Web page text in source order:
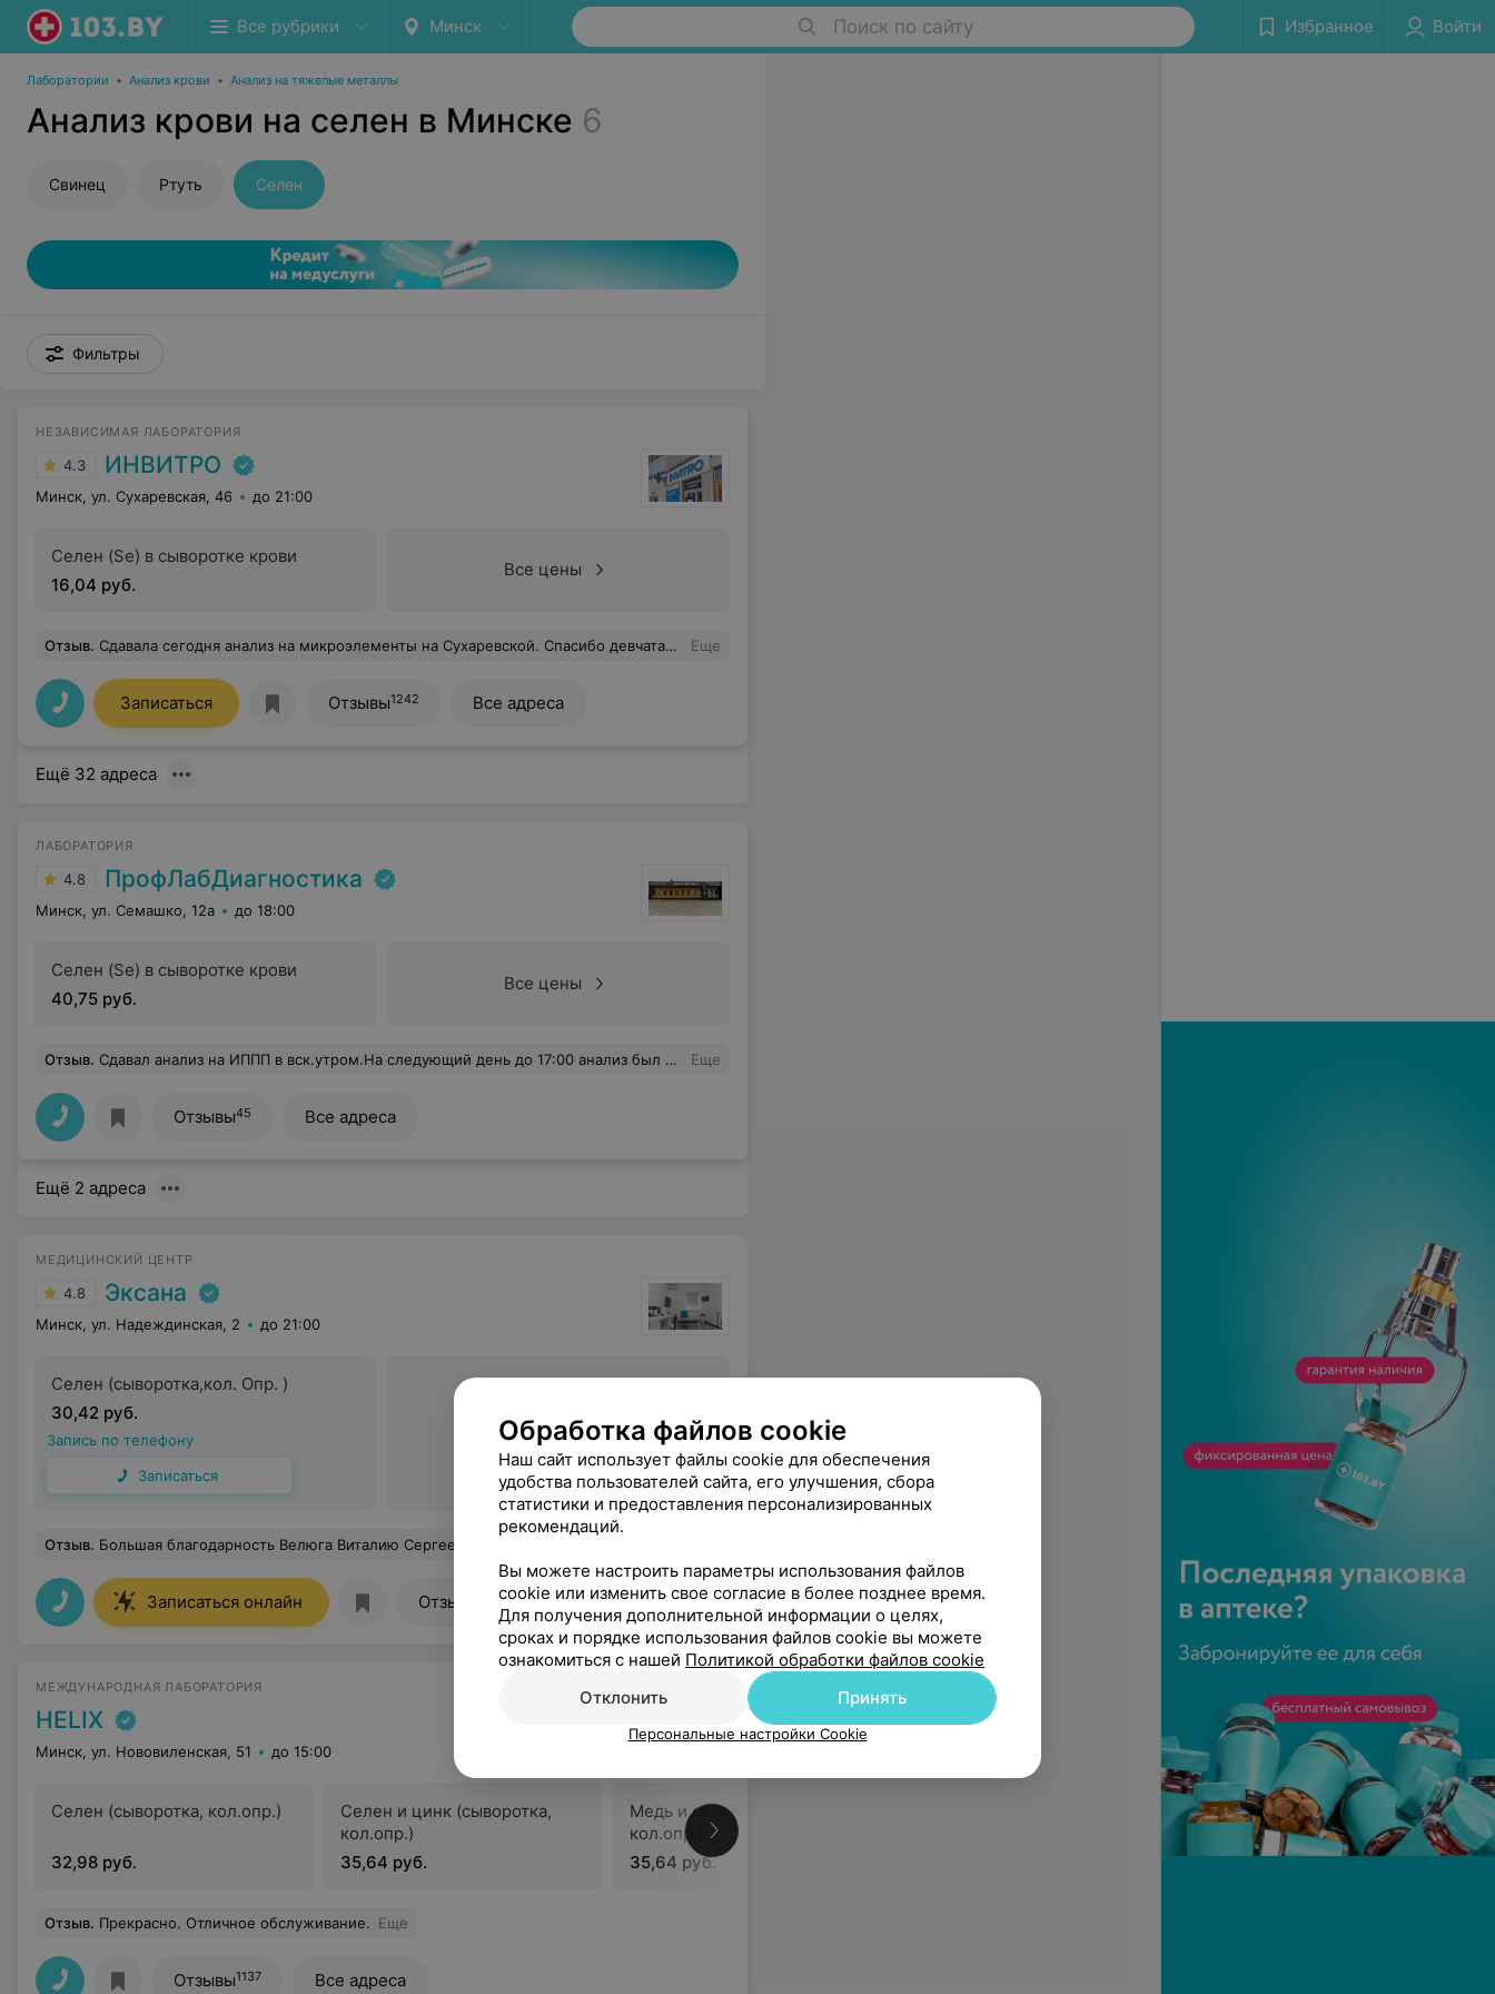
Все рубрики Минск Поиск по сайту Избранное Войти
Лаборатории • Анализ крови • Анализ на тяжелые металлы
Анализ крови на селен в Минске 6
Свинец Ртуть Селен
Фильтры
НЕЗАВИСИМАЯ ЛАБОРАТОРИЯ
4.3 ИНВИТРО
Минск, ул. Сухаревская, 46 до 21:00
Селен (Se) в сыворотке крови
16,04 руб.
Все цены
Отзыв. Сдавала сегодня анализ на микроэлементы на Сухаревской. Спасибо девчатам за хороший сервис, и за рекомендацию профиля "Сильные волосы, крепкие ногти". Поможет более всесторонне оценить по анализам мою проблему. Спасибо. Еще
Записаться Отзывы1242 Все адреса
Ещё 32 адреса
ЛАБОРАТОРИЯ
4.8 ПрофЛабДиагностика
Минск, ул. Семашко, 12а до 18:00
Селен (Se) в сыворотке крови
40,75 руб.
Все цены
Отзыв. Сдавал анализ на ИППП в вск.утром.На следующий день до 17:00 анализ был готов.Приятно удивили сроки и стоимость.Теперь только сюда. Еще
Отзывы45 Все адреса
Ещё 2 адреса
МЕДИЦИНСКИЙ ЦЕНТР
4.8 Эксана
Минск, ул. Надеждинская, 2 до 21:00
Селен (сыворотка,кол. Опр. )
30,42 руб.
Запись по телефону
Записаться
Все цены
Отзыв. Большая благодарность Велюга Виталию Сергеевичу. Потрясающий специалист. Очень грамотный, добрый и внимательный специалист. Все подробно рассказывает. Всегда в хорошем настроении и заряжает позитивом. Только к нему на узи уже в который раз обращаюсь.
Записаться онлайн Отзывы 1292 Все адреса
МЕЖДУНАРОДНАЯ ЛАБОРАТОРИЯ
HELIX
Минск, ул. Нововиленская, 51 до 15:00
Селен (сыворотка, кол.опр.)
32,98 руб.
Селен и цинк (сыворотка,
кол.опр.)
35,64 руб.
Медь и селен (сыворотка,
кол.опр.)
35,64 руб.
Отзыв. Прекрасно. Отличное обслуживание. Еще
Отзывы1137 Все адреса
Обработка файлов cookie
Наш сайт использует файлы cookie для обеспечения
удобства пользователей сайта, его улучшения, сбора
статистики и предоставления персонализированных
рекомендаций.
Вы можете настроить параметры использования файлов
cookie или изменить свое согласие в более позднее время.
Для получения дополнительной информации о целях,
сроках и порядке использования файлов cookie вы можете
ознакомиться с нашей Политикой обработки файлов cookie
Отклонить
Принять
Персональные настройки Cookie